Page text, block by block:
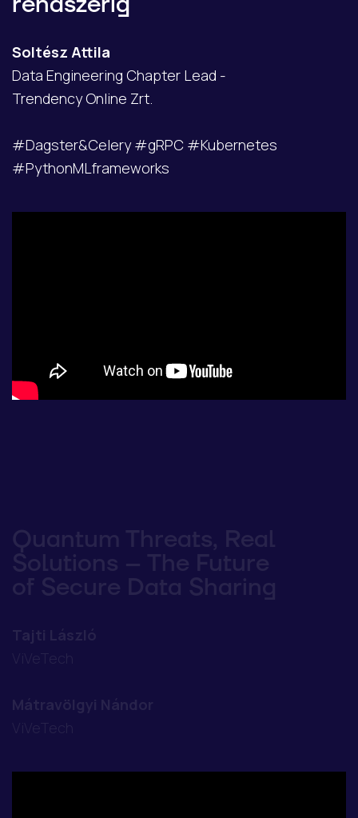
Soltész Attila
Data Engineering Chapter Lead -
Trendency Online Zrt.
#Dagster&Celery #gRPC #Kubernetes
#PythonMLframeworks
Quantum Threats, Real
Solutions – The Future
of Secure Data Sharing
Tajti László
ViVeTech
Mátravölgyi Nándor
ViVeTech